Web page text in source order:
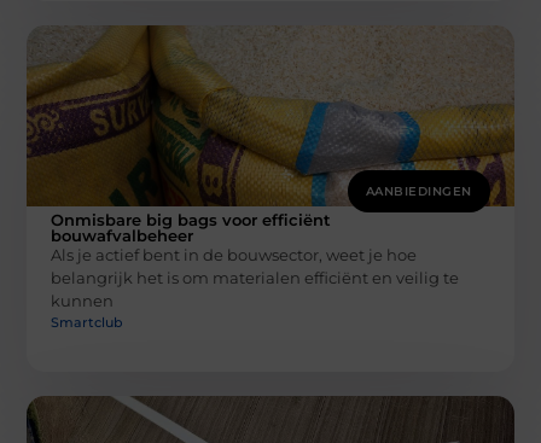
AANBIEDINGEN
Onmisbare big bags voor efficiënt
bouwafvalbeheer
Als je actief bent in de bouwsector, weet je hoe
belangrijk het is om materialen efficiënt en veilig te
kunnen
Smartclub